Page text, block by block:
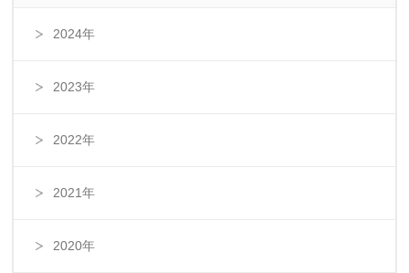
2024年
2023年
2022年
2021年
2020年